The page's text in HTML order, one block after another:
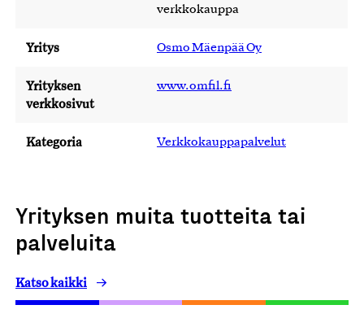
verkkokauppa
Yritys Osmo Mäenpää Oy
Yrityksen
verkkosivut
www.omfil.fi
Kategoria Verkkokauppapalvelut
Yrityksen muita tuotteita tai
palveluita
Katso kaikki